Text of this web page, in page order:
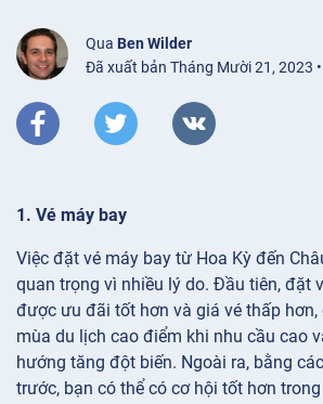
Qua Ben Wilder
Đã xuất bản Tháng Mười 21, 2023
1. Vé máy bay
Việc đặt vé máy bay từ Hoa Kỳ đến
quan trọng vì nhiều lý do. Đầu tiên, đặt
được ưu đãi tốt hơn và giá vé thấp hơn,
mùa du lịch cao điểm khi nhu cầu cao
hướng tăng đột biến. Ngoài ra, bằng
trước, bạn có thể có cơ hội tốt hơn